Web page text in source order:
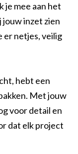
omgeving
Middenkaderfunctionaris grond-, weg- en waterbouw
je mee aan het
inzet zien
er netjes, veilig
hebt een
Met jouw
voor detail en
dat elk project